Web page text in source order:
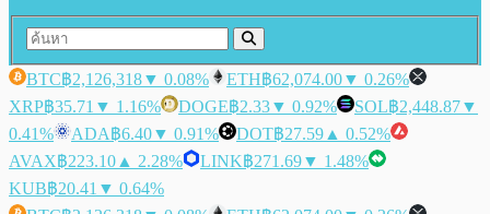
BTC฿2,126,318▼ 0.08% ETH฿62,074.00▼ 0.26%
XRP฿35.71 ▼ 1.16% DOGE฿2.33▼ 0.92% SOL฿2,448.87▼
0.41%
ADA฿6.40▼ 0.91% DOT฿27.59 ▲ 0.52%
AVAX฿223.10 ▲ 2.28% LINK฿271.69▼ 1.48%
KUB฿20.41 ▼ 0.64%